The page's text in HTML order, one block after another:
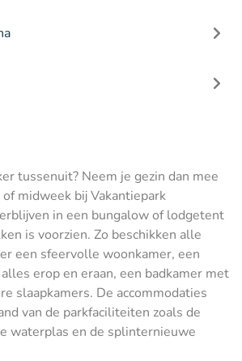
tussenuit? Neem je gezin dan mee
midweek bij Vakantiepark
in een bungalow of lodgetent
is voorzien. Zo beschikken alle
een sfeervolle woonkamer, een
erop en eraan, een badkamer met
slaapkamers. De accommodaties
van de parkfaciliteiten zoals de
waterplas en de splinternieuwe